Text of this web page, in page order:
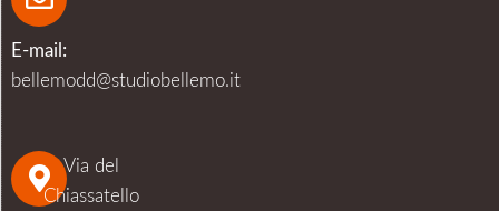
E-mail:
bellemodd@studiobellemo.it
Via del
Chiassatello